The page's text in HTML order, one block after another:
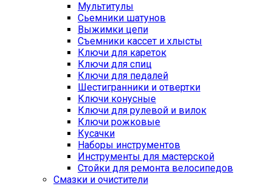
Мультитулы
Сьемники шатунов
Выжимки цепи
Съемники кассет и хлысты
Ключи для кареток
Ключи для спиц
Ключи для педалей
Шестигранники и отвертки
Ключи конусные
Ключи для рулевой и вилок
Ключи рожковые
Кусачки
Наборы инструментов
Инструменты для мастерской
Стойки для ремонта велосипедов
Смазки и очистители